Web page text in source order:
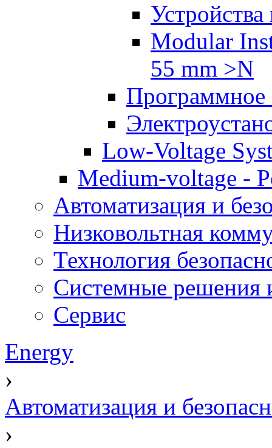
Устройства
Modular
55 mm >N
Программное
Low-Voltage
Medium-voltage -
Автоматизация и
Низковольтная
Технология
Системные решения
Сервис
Energy
›
Автоматизация и
›